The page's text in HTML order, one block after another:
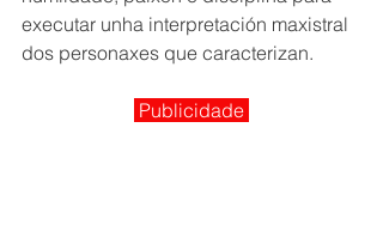
executar unha interpretación maxistral
dos personaxes que caracterizan.
Publicidade